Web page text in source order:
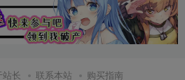
站长 联系本站 购买指南